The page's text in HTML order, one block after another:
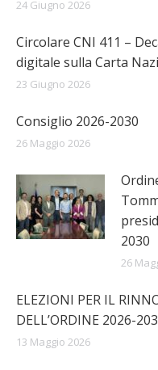
24 Giugno 2026
Circolare CNI 411 –
digitale sulla Carta
23 Giugno 2026
Consiglio 2026-2030
26 Maggio 2026
2030
26
ELEZIONI PER IL
DELL’ORDINE 2026-
13 Maggio 2026